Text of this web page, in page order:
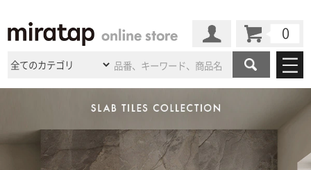
商品カテゴリ
洗面所・水回り タイル
施工事例
ショールーム